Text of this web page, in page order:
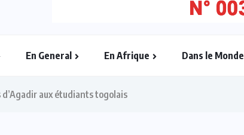
En General En Afrique Dans le Monde
aux étudiants togolais